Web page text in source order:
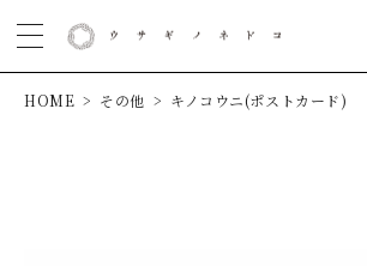
HOME その他 キノコウニ(ポストカード)